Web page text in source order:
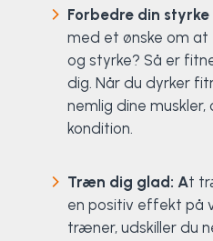
Forbedre din
med et ønske om
og styrke? Så er
dig. Når du dyrker
nemlig dine
kondition.
Træn dig glad: At
en positiv effekt på
træner, udskiller du